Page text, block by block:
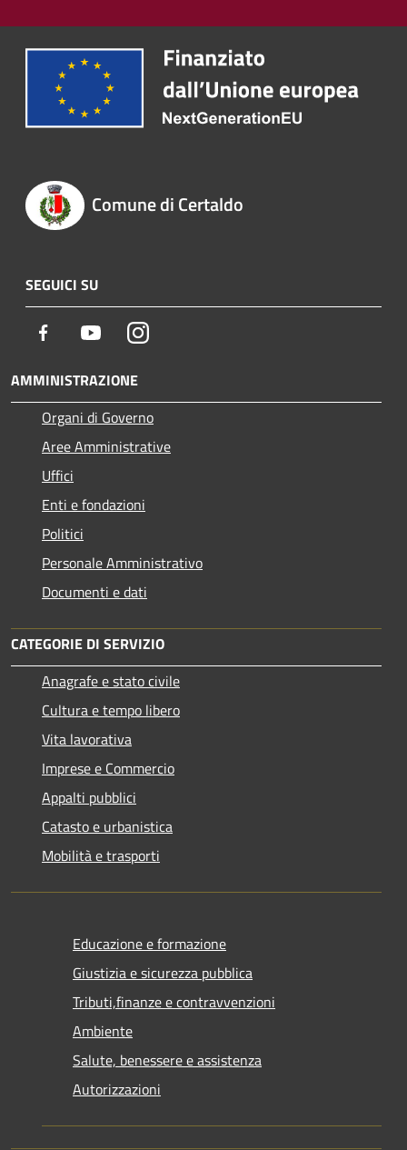
Comune di Certaldo
SEGUICI SU
Facebook YoutubeInstagram
AMMINISTRAZIONE
Organi di Governo
Aree Amministrative
Uffici
Enti e fondazioni
Politici
Personale Amministrativo
Documenti e dati
CATEGORIE DI SERVIZIO
Anagrafe e stato civile
Cultura e tempo libero
Vita lavorativa
Imprese e Commercio
Appalti pubblici
Catasto e urbanistica
Mobilità e trasporti
Educazione e formazione
Giustizia e sicurezza pubblica
Tributi,finanze e contravvenzioni
Ambiente
Salute, benessere e assistenza
Autorizzazioni